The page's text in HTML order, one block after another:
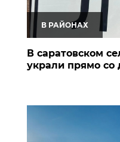
В РАЙОНАХ
В саратовском
украли прямо со